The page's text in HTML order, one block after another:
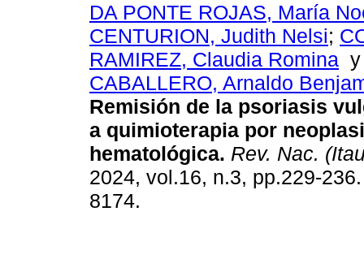
DA PONTE ROJAS, María
CENTURION, Judith Nelsi;
RAMIREZ, Claudia Romina
CABALLERO, Arnaldo
Remisión de la psoriasis
a quimioterapia por
hematológica. Rev. Nac.
2024, vol.16, n.3, pp.229-
8174.